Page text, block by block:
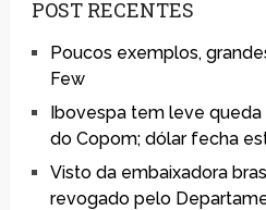
POST RECENTES
Poucos exemplos,
Few
Ibovespa tem leve
do Copom; dólar fecha
Visto da embaixadora
revogado pelo